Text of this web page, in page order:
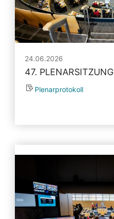
24.06.2026
47. PLENARSITZUNG
Plenarprotokoll